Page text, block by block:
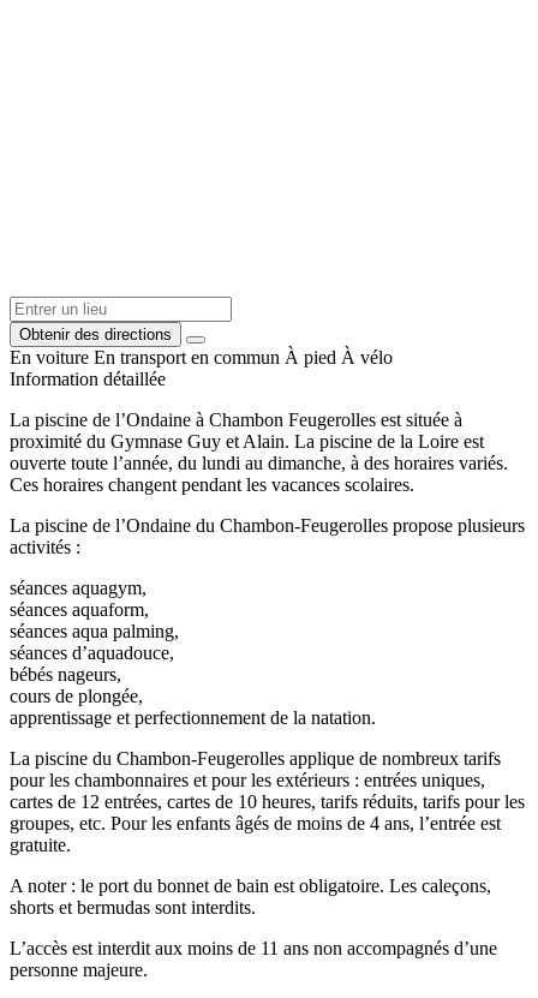
Obtenir des directions
En voiture En transport en commun À pied À vélo
Information détaillée
La piscine de l’Ondaine à Chambon Feugerolles est située à
proximité du Gymnase Guy et Alain. La piscine de la Loire est
ouverte toute l’année, du lundi au dimanche, à des horaires variés.
Ces horaires changent pendant les vacances scolaires.
La piscine de l’Ondaine du Chambon-Feugerolles propose plusieurs
activités :
séances aquagym,
séances aquaform,
séances aqua palming,
séances d’aquadouce,
bébés nageurs,
cours de plongée,
apprentissage et perfectionnement de la natation.
La piscine du Chambon-Feugerolles applique de nombreux tarifs
pour les chambonnaires et pour les extérieurs : entrées uniques,
cartes de 12 entrées, cartes de 10 heures, tarifs réduits, tarifs pour les
groupes, etc. Pour les enfants âgés de moins de 4 ans, l’entrée est
gratuite.
A noter : le port du bonnet de bain est obligatoire. Les caleçons,
shorts et bermudas sont interdits.
L’accès est interdit aux moins de 11 ans non accompagnés d’une
personne majeure.